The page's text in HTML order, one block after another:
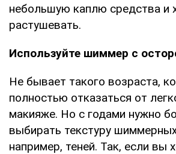
небольшую каплю средства и
растушевать.
Используйте шиммер с
Не бывает такого возраста,
полностью отказаться от
макияже. Но с годами нужно
выбирать текстуру
например, теней. Так, если вы